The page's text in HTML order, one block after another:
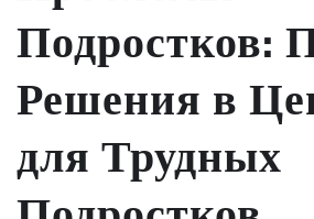
Подростков:
Решения в
для Трудных